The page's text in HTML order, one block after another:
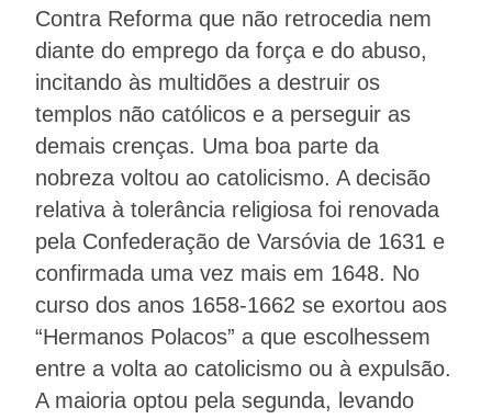
Contra Reforma que não retrocedia nem
diante do emprego da força e do abuso,
incitando às multidões a destruir os
templos não católicos e a perseguir as
demais crenças. Uma boa parte da
nobreza voltou ao catolicismo. A decisão
relativa à tolerância religiosa foi renovada
pela Confederação de Varsóvia de 1631 e
confirmada uma vez mais em 1648. No
curso dos anos 1658-1662 se exortou aos
“Hermanos Polacos” a que escolhessem
entre a volta ao catolicismo ou à expulsão.
A maioria optou pela segunda, levando